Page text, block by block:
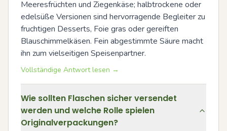
Meeresfrüchten und Ziegenkäse; halbtrockene oder
edelsüße Versionen sind hervorragende Begleiter zu
fruchtigen Desserts, Foie gras oder gereiften
Blauschimmelkäsen. Fein abgestimmte Säure macht
ihn zum vielseitigen Speisenpartner.
Vollständige Antwort lesen →
Wie sollten Flaschen sicher versendet
werden und welche Rolle spielen
Originalverpackungen?